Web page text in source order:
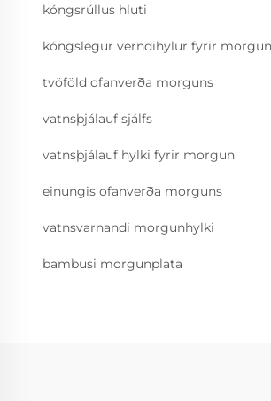
kóngsrúllus hluti
kóngslegur verndihylur fyrir morgun
tvöföld ofanverða morguns
vatnsþjálauf sjálfs
vatnsþjálauf hylki fyrir morgun
einungis ofanverða morguns
vatnsvarnandi morgunhylki
bambusi morgunplata